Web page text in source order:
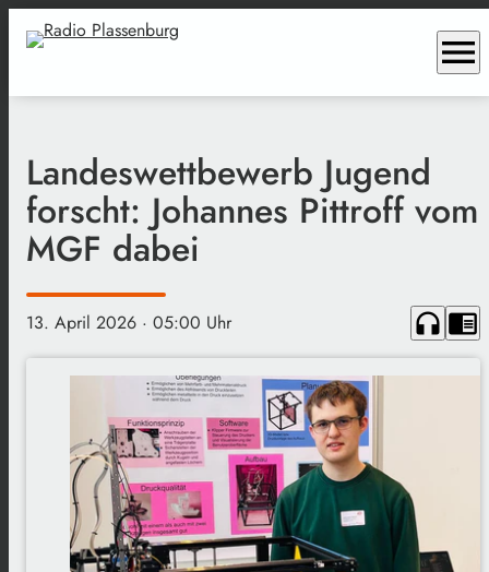
menu
Landeswettbewerb Jugend
forscht: Johannes Pittroff vom
MGF dabei
13. April 2026 · 05:00 Uhr headphones chrome_reader_mode